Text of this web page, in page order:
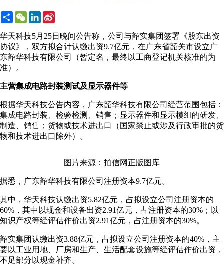
ShareWeChatLinkedIn
华天科技5月25日晚间公告称，公司与韶实集团签署《股东出资
协议》，双方拟合计认缴出资9.7亿元，在广东省韶关市设立广
东韶华科技有限公司（暂定名，最终以工商登记机关核准的为
准）。
主营集成电路封装测试及显示器件等
根据华天科技公告内容，广东韶华科技有限公司经营范围包括：
集成电路封装、检验检测、销售；显示器件和显示模组的研发、
制造、销售；货物或技术进出口（国家禁止或涉及行政审批的货
物和技术进出口除外）。
图片来源：拍信网正版图库
据悉，广东韶华科技有限公司注册资本9.7亿元。
其中，华天科技认缴出资5.82亿元，占拟设立公司注册资本的
60%，其中以现金和设备出资2.91亿元，占注册资本的30%；以
知识产权等经评估作价出资2.91亿元，占注册资本的30%。
韶实集团认缴出资3.88亿元，占拟设立公司注册资本的40%，主
要以工业用地、厂房和生产、生活配套设施等经评估作价出资，
不足部分以现金补齐。